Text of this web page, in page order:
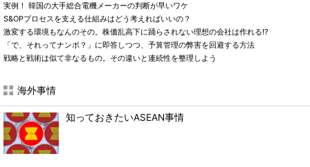
実例！ 韓国の大手総合電機メーカーの判断が早いワケ
S&OPプロセスを支える仕組みはどう考えればいいの？
激変する環境もなんのその。株価乱高下に踊らされない理想の会社は作れる!?
「で、それってナンボ？」に即答しつつ、予算管理の弊害を回避する方法
戦略と戦術は似て非なるもの。その違いと連続性を整理しよう
海外事情
知っておきたいASEAN事情